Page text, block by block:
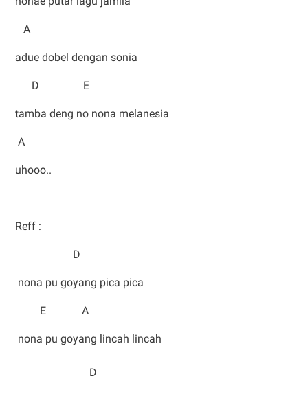
A
adue dobel dengan sonia
D E
tamba deng no nona melanesia
A
uhooo..
Reff :
D
nona pu goyang pica pica
E A
nona pu goyang lincah lincah
D